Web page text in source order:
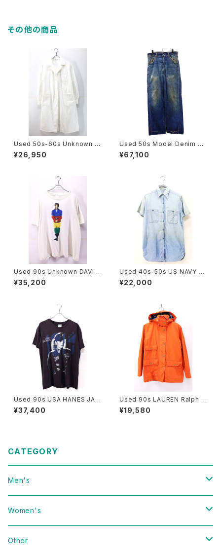
その他の商品
Used 50s-60s Unknown W
hite Cotton Duster Coat Si
ze L 相当 古着
¥26,950
Used 50s Model Denim Pa
inter Pants Size W32 L31
古着
¥67,100
Used 90s Unknown DAVID
COPPERFIELD Photo Graph
ic T-Shirt Size 2XL 相当 古
¥35,200
Used 40s-50s US NAVY Bl
ue Chambray Cut Off Shirt
Size 14 1/2 古着
¥22,000
Used 90s USA HANES JAN
ET JACKSON 1990 RHYTH
M NATION 1814 TOUR T-S
¥37,400
Used 90s LAUREN Ralph L
auren Blaze Orange Middl
e Jacket Size S 相当 古着
¥19,580
CATEGORY
Men's
Vintage
Domestic
Women's
Vintage
Other